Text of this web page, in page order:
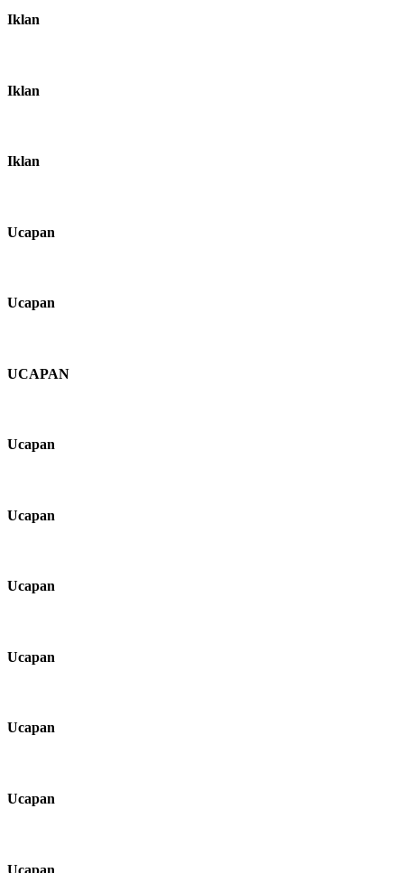
Iklan
Iklan
Iklan
Ucapan
Ucapan
UCAPAN
Ucapan
Ucapan
Ucapan
Ucapan
Ucapan
Ucapan
Ucapan